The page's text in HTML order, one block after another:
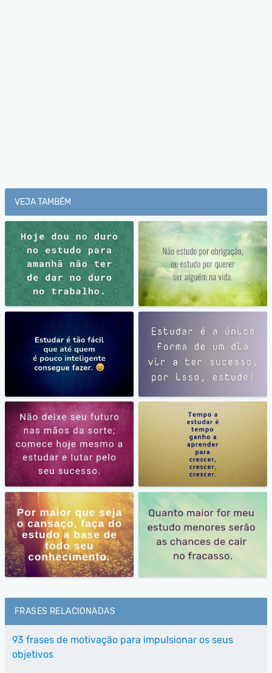
VEJA TAMBÉM
FRASES RELACIONADAS
93 frases de motivação para impulsionar os seus
objetivos